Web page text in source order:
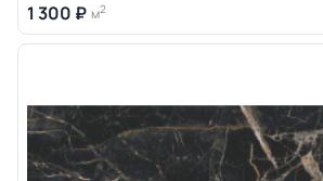
1 300 ₽ м2